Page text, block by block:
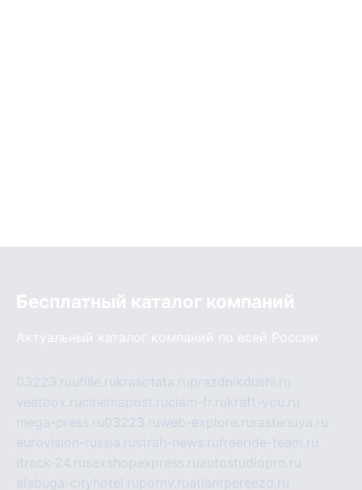
Бесплатный каталог компаний
Актуальный каталог компаний по всей России
03223.ruufille.rukrasotata.ruprazdnikdushi.ru
veetbox.rucinemapost.ruciam-fr.rukraft-you.ru
mega-press.ru03223.ruweb-explore.ru rastenuya.ru
eurovision-russia.rustrah-news.rufreeride-team.ru
itrack-24.rusexshopexpress.ruautostudiopro.ru
alabuga-cityhotel.rupornv.ruatlantpereezd.ru